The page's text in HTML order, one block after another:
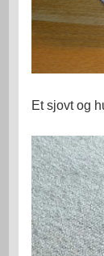
Et sjovt og